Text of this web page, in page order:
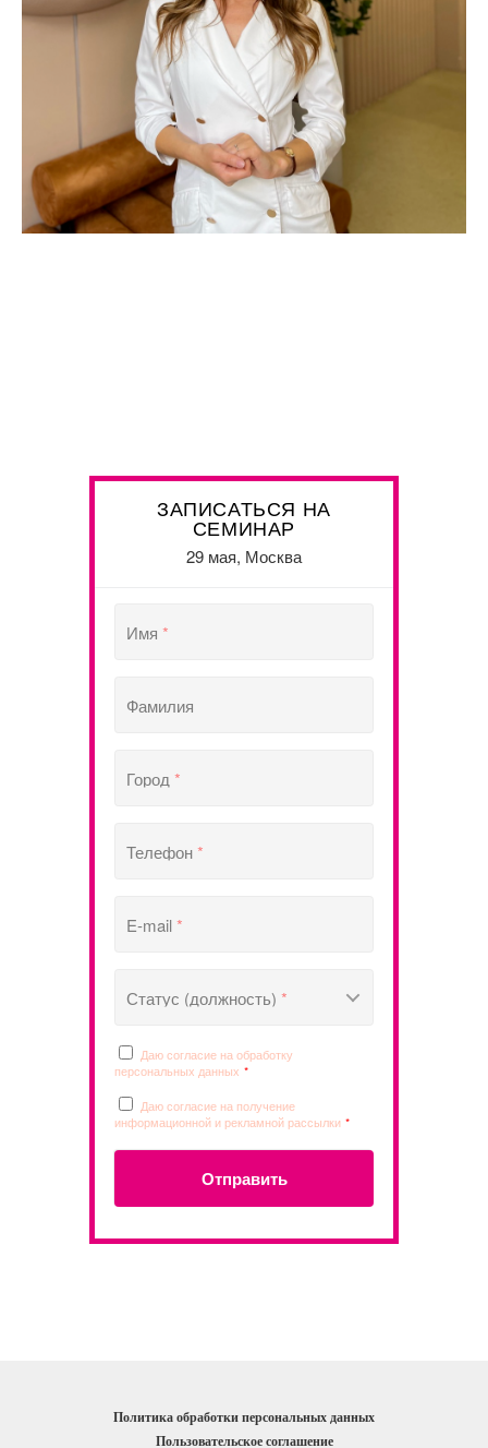
РЕГИСТРАЦИЯ НА
СЕМИНАР
Заполните заявку для
регистрации.
ЗАПИСАТЬСЯ НА
СЕМИНАР
29 мая, Москва
Имя *
Фамилия
Город *
Телефон*
E-mail*
Статус (должность) *
Даю согласие на обработку
персональных данных *
Даю согласие на получение
информационной и рекламной рассылки *
Отправить
Политика обработки персональных данных
Пользовательское соглашение